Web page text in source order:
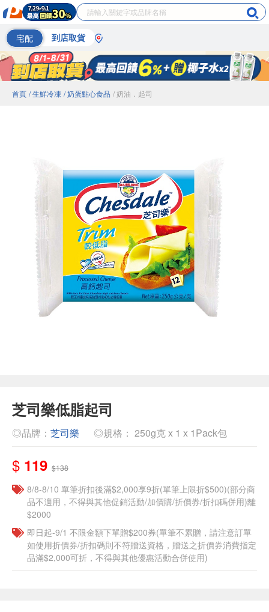
宅配 到店取貨
首頁 / 生鮮冷凍 / 奶蛋點心食品 / 奶油．起司
芝司樂低脂起司
◎品牌： 芝司樂 ◎規格： 250g克 x 1 x 1Pack包
$ 119 $138
8/8-8/10 單筆折扣後滿$2,000享9折(單筆上限折$500)(部分商
品不適用，不得與其他促銷活動/加價購/折價券/折扣碼併用)離
$2000
即日起-9/1 不限金額下單贈$200券(單筆不累贈，請注意訂單
如使用折價券/折扣碼則不符贈送資格，贈送之折價券消費指定
品滿$2,000可折，不得與其他優惠活動合併使用)